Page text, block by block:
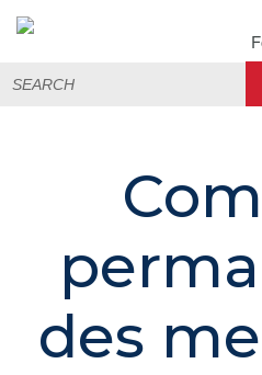
Skip
navigation
Skip
content
Skip
for:
des